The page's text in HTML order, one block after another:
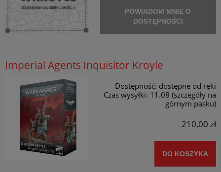
POWIADOM MNIE O
DOSTĘPNOŚCI
Imperial Agents Inquisitor Kroyle
Dostępność: dostępne od ręki
Czas wysyłki: 11.08 (szczegóły na
górnym pasku)
210,00 zł
DO KOSZYKA